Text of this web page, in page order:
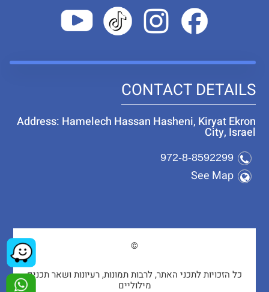
CONTACT DETAILS
Address: Hamelech Hassan Hasheni, Kiryat Ekron
City, Israel
972-8-8592299
See Map
©
כל הזכויות לתכני האתר, לרבות תמונות, רעיונות ושאר תכנים
מילוליים